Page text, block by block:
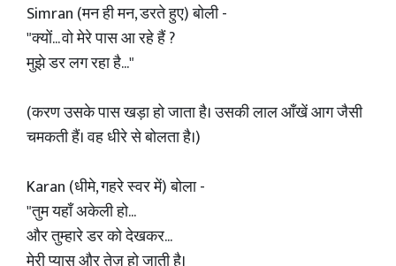
Simran (मन ही मन, डरते हुए) बोली -
"क्यों... वो मेरे पास आ रहे हैं ?
मुझे डर लग रहा है..."
(करण उसके पास खड़ा हो जाता है। उसकी लाल आँखें आग जैसी
चमकती हैं। वह धीरे से बोलता है।)
Karan (धीमे, गहरे स्वर में) बोला -
"तुम यहाँ अकेली हो...
और तुम्हारे डर को देखकर...